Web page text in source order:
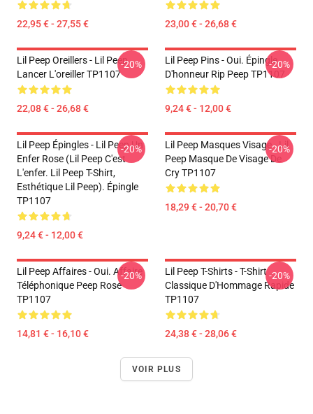
22,95 € - 27,55 € 23,00 € - 26,68 €
Lil Peep Oreillers - Lil Peep
Lancer L'oreiller TP1107
22,08 € - 26,68 €
-20%
Lil Peep Pins - Oui. Épingle
D'honneur Rip Peep TP1107
9,24 € - 12,00 €
-20%
Lil Peep Épingles - Lil Peep Un
Enfer Rose (Lil Peep C'est
L'enfer. Lil Peep T-Shirt,
Esthétique Lil Peep). Épingle
TP1107
9,24 € - 12,00 €
-20%
Lil Peep Masques Visage - Lil
Peep Masque De Visage De
Cry TP1107
18,29 € - 20,70 €
-20%
Lil Peep Affaires - Oui. Affaire
Téléphonique Peep Rose
TP1107
14,81 € - 16,10 €
-20%
Lil Peep T-Shirts - T-Shirt
Classique D'Hommage Rapide
TP1107
24,38 € - 28,06 €
-20%
VOIR PLUS